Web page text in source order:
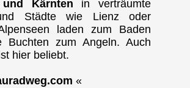
Kärnten in verträumte
Städte wie Lienz oder
laden zum Baden
Buchten zum Angeln. Auch
hier beliebt.
«